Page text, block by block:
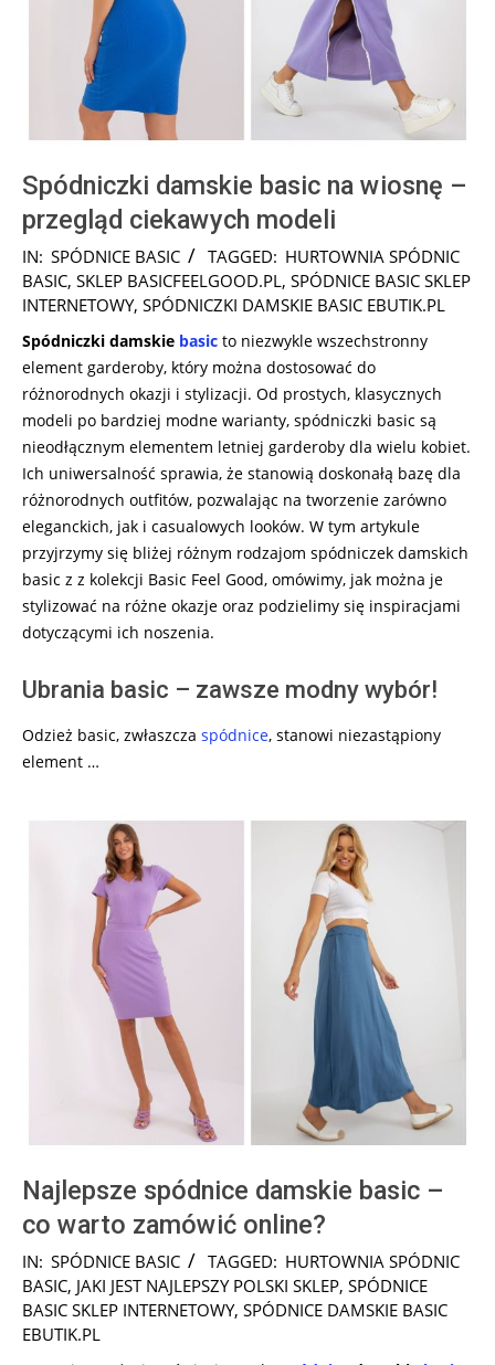
Spódniczki damskie basic na wiosnę –
przegląd ciekawych modeli
2025-
09-
29
IN: SPÓDNICE BASIC TAGGED: HURTOWNIA SPÓDNIC
BASIC, SKLEP BASICFEELGOOD.PL, SPÓDNICE BASIC SKLEP
INTERNETOWY, SPÓDNICZKI DAMSKIE BASIC EBUTIK.PL
Spódniczki damskie basic to niezwykle wszechstronny
element garderoby, który można dostosować do
różnorodnych okazji i stylizacji. Od prostych, klasycznych
modeli po bardziej modne warianty, spódniczki basic są
nieodłącznym elementem letniej garderoby dla wielu kobiet.
Ich uniwersalność sprawia, że stanowią doskonałą bazę dla
różnorodnych outfitów, pozwalając na tworzenie zarówno
eleganckich, jak i casualowych looków. W tym artykule
przyjrzymy się bliżej różnym rodzajom spódniczek damskich
basic z z kolekcji Basic Feel Good, omówimy, jak można je
stylizować na różne okazje oraz podzielimy się inspiracjami
dotyczącymi ich noszenia.
Ubrania basic – zawsze modny wybór!
Odzież basic, zwłaszcza spódnice, stanowi niezastąpiony
element …
Najlepsze spódnice damskie basic –
co warto zamówić online?
2025-
09-
27
IN: SPÓDNICE BASIC TAGGED: HURTOWNIA SPÓDNIC
BASIC, JAKI JEST NAJLEPSZY POLSKI SKLEP, SPÓDNICE
BASIC SKLEP INTERNETOWY, SPÓDNICE DAMSKIE BASIC
EBUTIK.PL